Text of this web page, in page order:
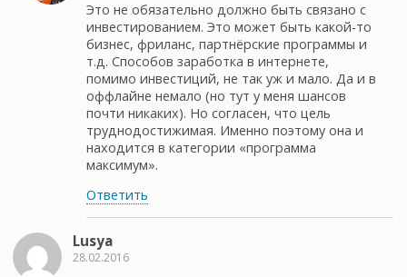
Это не обязательно должно быть связано с
инвестированием. Это может быть какой-то
бизнес, фриланс, партнёрские программы и
т.д. Способов заработка в интернете,
помимо инвестиций, не так уж и мало. Да и в
оффлайне немало (но тут у меня шансов
почти никаких). Но согласен, что цель
труднодостижимая. Именно поэтому она и
находится в категории «программа
максимум».
Ответить
Lusya
28.02.2016